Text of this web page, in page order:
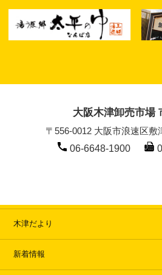
大阪木津卸売市場
〒556-0012 大阪市浪速区敷
06-6648-1900
木津だより
新着情報